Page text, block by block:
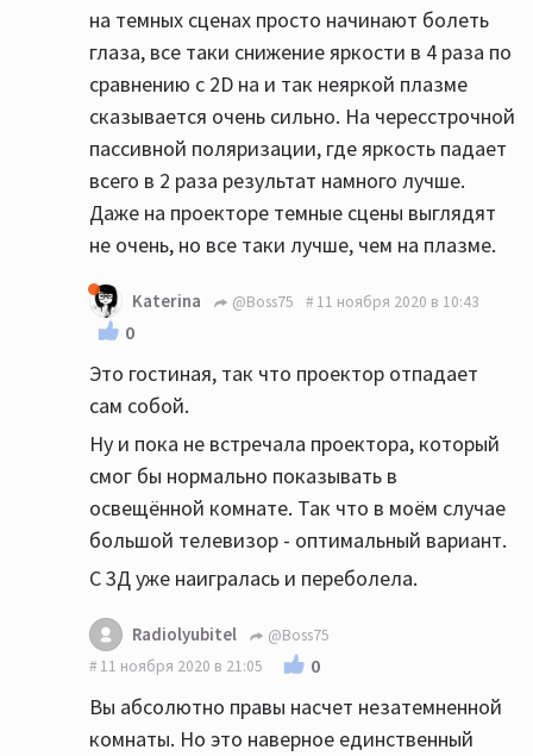
на темных сценах просто начинают болеть
глаза, все таки снижение яркости в 4 раза по
сравнению с 2D на и так неяркой плазме
сказывается очень сильно. На чересстрочной
пассивной поляризации, где яркость падает
всего в 2 раза результат намного лучше.
Даже на проекторе темные сцены выглядят
не очень, но все таки лучше, чем на плазме.
Katerina @Boss75 11 ноября 2020 в 10:43
0
Это гостиная, так что проектор отпадает
сам собой.
Ну и пока не встречала проектора, который
смог бы нормально показывать в
освещённой комнате. Так что в моём случае
большой телевизор - оптимальный вариант.
С 3Д уже наигралась и переболела.
Radiolyubitel
@Boss75
11 ноября 2020 в 21:05
0
Вы абсолютно правы насчет незатемненной
комнаты. Но это наверное единственный